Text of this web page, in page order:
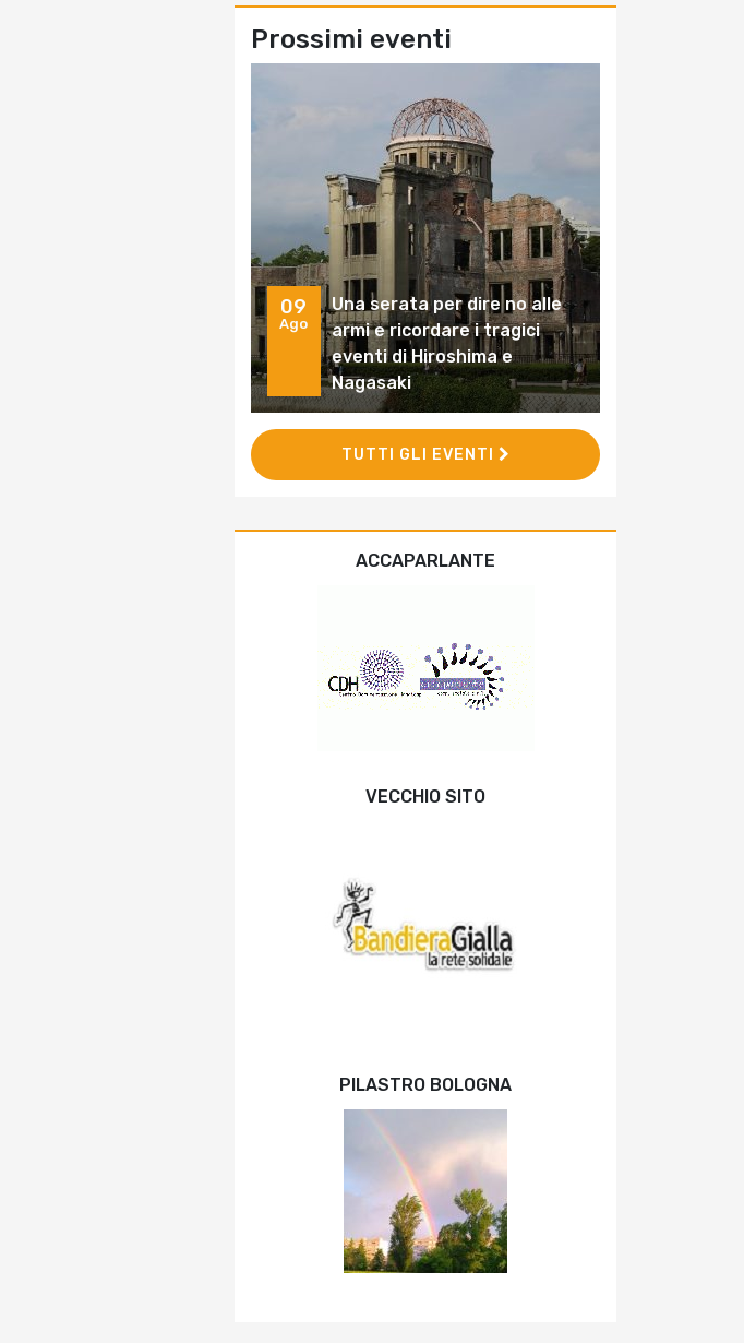
Prossimi eventi
09
Ago
Una serata per dire no alle
armi e ricordare i tragici
eventi di Hiroshima e
Nagasaki
TUTTI GLI EVENTI
ACCAPARLANTE
VECCHIO SITO
PILASTRO BOLOGNA